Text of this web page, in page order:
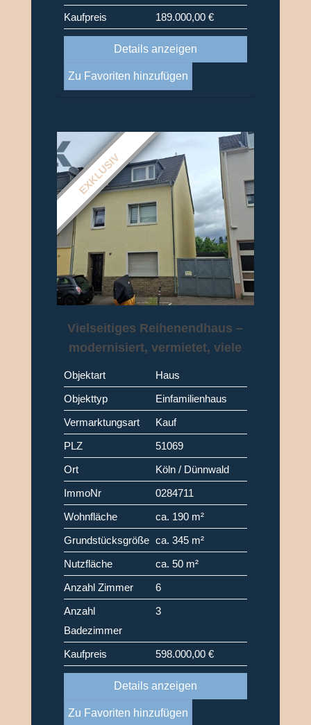
Kaufpreis 189.000,00 €
Details anzeigen
Zu Favoriten hinzufügen
EXKLUSIV
Vielseitiges Reihenendhaus –
modernisiert, vermietet, viele
Objektart
Haus
Objekttyp
Einfamilienhaus
Vermarktungsart
Kauf
PLZ
51069
Ort
Köln / Dünnwald
ImmoNr
0284711
Wohnfläche
ca. 190 m²
Grundstücksgröße ca. 345 m²
Nutzfläche
ca. 50 m²
Anzahl Zimmer
6
Anzahl
Badezimmer
3
Kaufpreis 598.000,00 €
Details anzeigen
Zu Favoriten hinzufügen